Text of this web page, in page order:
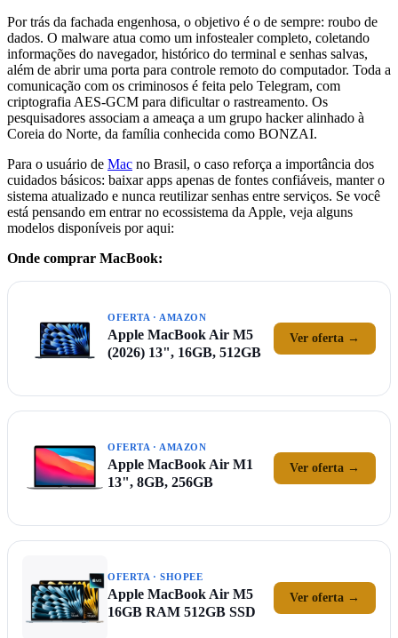
Por trás da fachada engenhosa, o objetivo é o de sempre: roubo de
dados. O malware atua como um infostealer completo, coletando
informações do navegador, histórico do terminal e senhas salvas,
além de abrir uma porta para controle remoto do computador. Toda a
comunicação com os criminosos é feita pelo Telegram, com
criptografia AES-GCM para dificultar o rastreamento. Os
pesquisadores associam a ameaça a um grupo hacker alinhado à
Coreia do Norte, da família conhecida como BONZAI.
Para o usuário de Mac no Brasil, o caso reforça a importância dos
cuidados básicos: baixar apps apenas de fontes confiáveis, manter o
sistema atualizado e nunca reutilizar senhas entre serviços. Se você
está pensando em entrar no ecossistema da Apple, veja alguns
modelos disponíveis por aqui:
Onde comprar MacBook:
OFERTA · AMAZON
Apple MacBook Air M5
(2026) 13", 16GB, 512GB
Ver oferta →
OFERTA · AMAZON
Apple MacBook Air M1
13", 8GB, 256GB
Ver oferta →
OFERTA · SHOPEE
Apple MacBook Air M5
16GB RAM 512GB SSD
Ver oferta →